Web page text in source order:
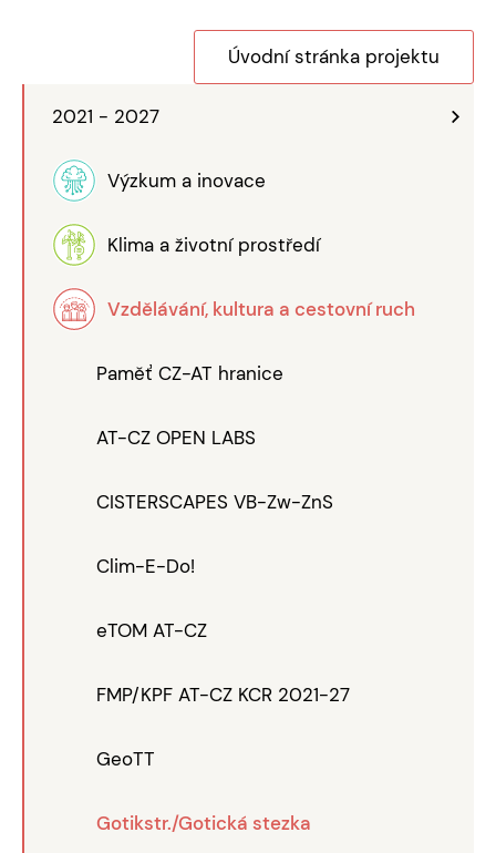
2021 - 2027
Výzkum a inovace
Klima a životní prostředí
Vzdělávání, kultura a cestovní ruch
Paměť CZ-AT hranice
AT-CZ OPEN LABS
CISTERSCAPES VB-Zw-ZnS
Clim-E-Do!
eTOM AT-CZ
FMP/KPF AT-CZ KCR 2021-27
GeoTT
Gotikstr./Gotická stezka
Úvodní stránka projektu